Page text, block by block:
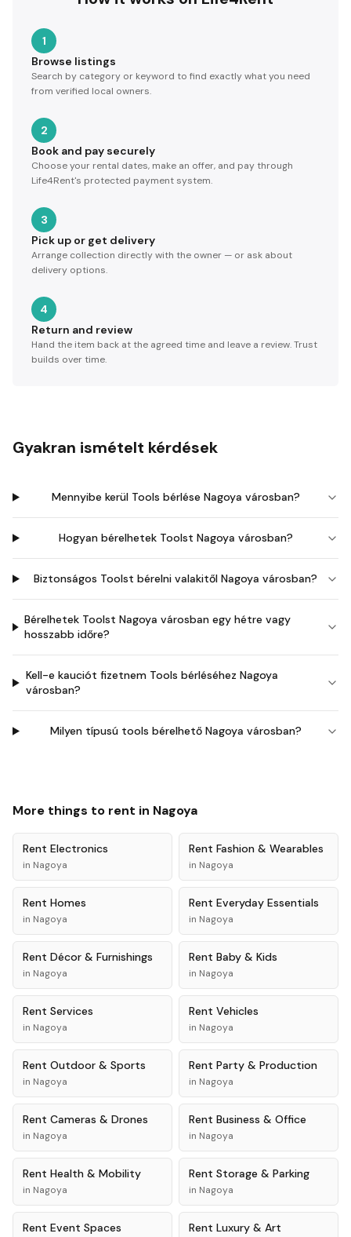
1
Browse listings
Search by category or keyword to find exactly what you need
from verified local owners.
2
Book and pay securely
Choose your rental dates, make an offer, and pay through
Life4Rent's protected payment system.
3
Pick up or get delivery
Arrange collection directly with the owner — or ask about
delivery options.
4
Return and review
Hand the item back at the agreed time and leave a review. Trust
builds over time.
Gyakran ismételt kérdések
Mennyibe kerül Tools bérlése Nagoya városban?
Hogyan bérelhetek Toolst Nagoya városban?
Biztonságos Toolst bérelni valakitől Nagoya városban?
Bérelhetek Toolst Nagoya városban egy hétre vagy
hosszabb időre?
Kell-e kauciót fizetnem Tools bérléséhez Nagoya
városban?
Milyen típusú tools bérelhető Nagoya városban?
More things to rent in Nagoya
Rent Electronics
in Nagoya
Rent Fashion & Wearables
in Nagoya
Rent Homes
in Nagoya
Rent Everyday Essentials
in Nagoya
Rent Décor & Furnishings
in Nagoya
Rent Baby & Kids
in Nagoya
Rent Services
in Nagoya
Rent Vehicles
in Nagoya
Rent Outdoor & Sports
in Nagoya
Rent Party & Production
in Nagoya
Rent Cameras & Drones
in Nagoya
Rent Business & Office
in Nagoya
Rent Health & Mobility
in Nagoya
Rent Storage & Parking
in Nagoya
Rent Event Spaces Rent Luxury & Art